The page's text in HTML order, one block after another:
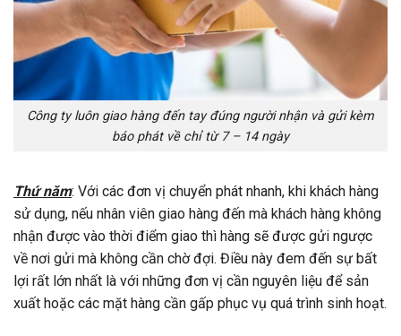
Công ty luôn giao hàng đến tay đúng người nhận và gửi kèm
báo phát về chỉ từ 7 – 14 ngày
Thứ năm: Với các đơn vị chuyển phát nhanh, khi khách hàng
sử dụng, nếu nhân viên giao hàng đến mà khách hàng không
nhận được vào thời điểm giao thì hàng sẽ được gửi ngược
về nơi gửi mà không cần chờ đợi. Điều này đem đến sự bất
lợi rất lớn nhất là với những đơn vị cần nguyên liệu để sản
xuất hoặc các mặt hàng cần gấp phục vụ quá trình sinh hoạt.